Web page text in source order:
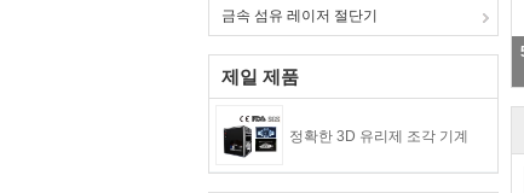
금속 섬유 레이저 절단기
제일 제품
정확한 3D 유리제 조각 기계